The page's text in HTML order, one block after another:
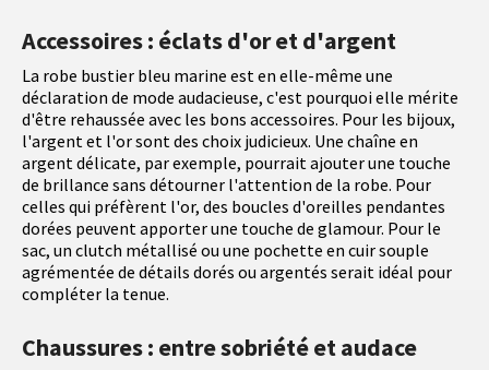
Accessoires : éclats d'or et d'argent
La robe bustier bleu marine est en elle-même une
déclaration de mode audacieuse, c'est pourquoi elle mérite
d'être rehaussée avec les bons accessoires. Pour les bijoux,
l'argent et l'or sont des choix judicieux. Une chaîne en
argent délicate, par exemple, pourrait ajouter une touche
de brillance sans détourner l'attention de la robe. Pour
celles qui préfèrent l'or, des boucles d'oreilles pendantes
dorées peuvent apporter une touche de glamour. Pour le
sac, un clutch métallisé ou une pochette en cuir souple
agrémentée de détails dorés ou argentés serait idéal pour
compléter la tenue.
Chaussures : entre sobriété et audace